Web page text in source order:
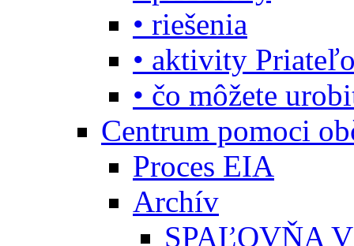
• riešenia
• aktivity
• čo môžete
Centrum pomoci
Proces EIA
Archív
SPAĽOVŇA